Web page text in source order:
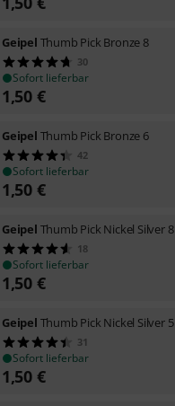
Geipel Thumb Pick Bronze 8
30
Sofort lieferbar
1,50 €
Geipel Thumb Pick Bronze 6
42
Sofort lieferbar
1,50 €
Geipel Thumb Pick Nickel Silver 8
18
Sofort lieferbar
1,50 €
Geipel Thumb Pick Nickel Silver 5
31
Sofort lieferbar
1,50 €